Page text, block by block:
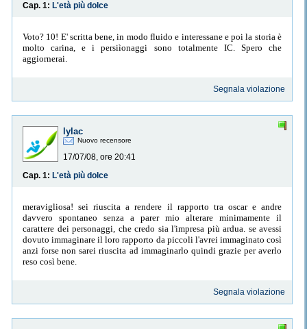
Cap. 1: L'età più dolce
Voto? 10! E' scritta bene, in modo fluido e interessane e poi la storia è
molto carina, e i persiìonaggi sono totalmente IC. Spero che
aggiornerai.
Segnala violazione
lylac
Nuovo recensore
17/07/08, ore 20:41
Cap. 1: L'età più dolce
meravigliosa! sei riuscita a rendere il rapporto tra oscar e andre
davvero spontaneo senza a parer mio alterare minimamente il
carattere dei personaggi, che credo sia l'impresa più ardua. se avessi
dovuto immaginare il loro rapporto da piccoli l'avrei immaginato così
anzi forse non sarei riuscita ad immaginarlo quindi grazie per averlo
reso così bene.
Segnala violazione